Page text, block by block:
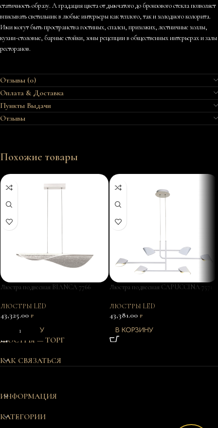
статичность образу. А градация цвета от дымчатого до бронзового стекла позволяет
вписывать светильник в любые интерьеры как теплого, так и холодного колорита.
Ими могут быть пространства гостиных, спален, прихожих, лестничные холлы,
кухни-столовые, барные стойки, зоны рецепции в общественных интерьерах и залы
ресторанов.
Отзывы (0)
Оплата & Доставка
Пункты Выдачи
Отзывы
Похожие товары
Люстра подвесная BIANCA 7766
ЛЮСТРЫ LED
43,325.00 ₽
В КОРЗИНУ
Люстра подвесная CAPUCCINA 7571
ЛЮСТРЫ LED
43,381.00 ₽
В КОРЗИНУ
ЛЮСТРЫ — ТОРГ
КАК СВЯЗАТЬСЯ
ИНФОРМАЦИЯ
КАТЕГОРИИ